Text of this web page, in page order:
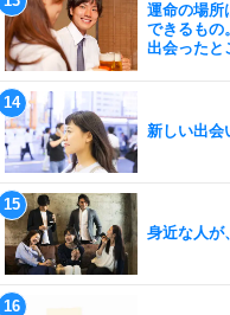
運命の場所
できるもの。
出会ったと
新しい出会
身近な人が